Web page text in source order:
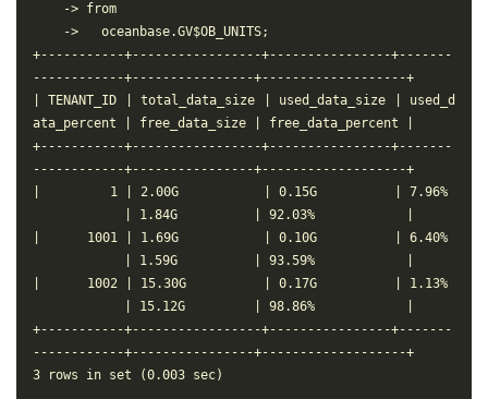
-> from
->   oceanbase.GV$OB_UNITS;
+-----------+-----------------+----------------+-------
------------+----------------+-------------------+
| TENANT_ID | total_data_size | used_data_size | used_d
ata_percent | free_data_size | free_data_percent |
+-----------+-----------------+----------------+-------
------------+----------------+-------------------+
|         1 | 2.00G           | 0.15G          | 7.96%
| 1.84G          | 92.03%            |
|      1001 | 1.69G           | 0.10G          | 6.40%
| 1.59G          | 93.59%            |
|      1002 | 15.30G          | 0.17G          | 1.13%
| 15.12G         | 98.86%            |
+-----------+-----------------+----------------+-------
------------+----------------+-------------------+
3 rows in set (0.003 sec)